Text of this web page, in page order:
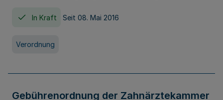
In Kraft Seit 08. Mai 2016
Verordnung
Gebührenordnung der Zahnärztekammer